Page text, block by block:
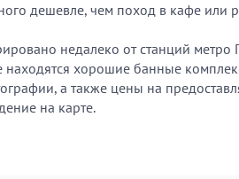
дешевле, чем поход в кафе или
недалеко от станций
находятся хорошие банные
а также цены на
на карте.